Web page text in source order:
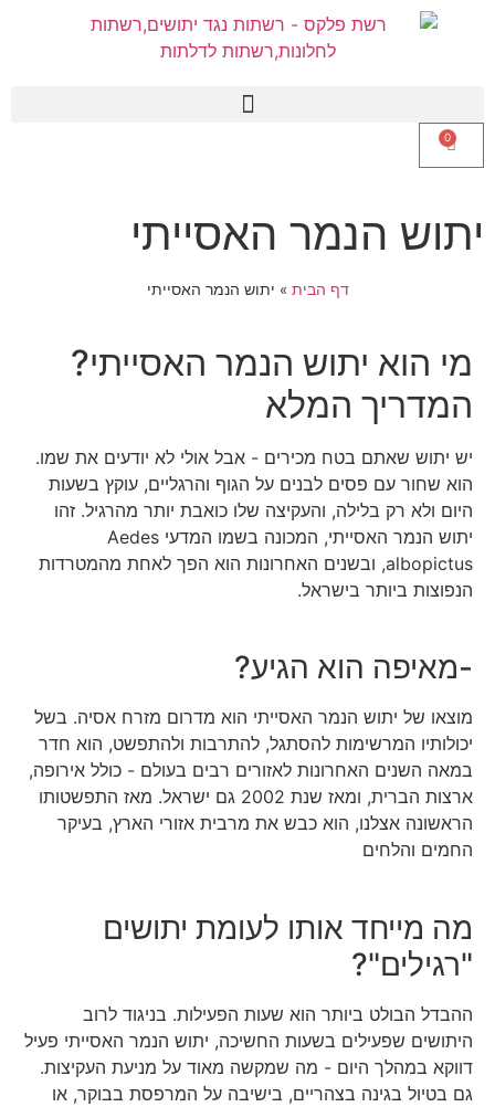
0
יתוש הנמר האסייתי
דף הבית » יתוש הנמר האסייתי
מי הוא יתוש הנמר האסייתי?
המדריך המלא
יש יתוש שאתם בטח מכירים - אבל אולי לא יודעים את שמו.
הוא שחור עם פסים לבנים על הגוף והרגליים, עוקץ בשעות
היום ולא רק בלילה, והעקיצה שלו כואבת יותר מהרגיל. זהו
יתוש הנמר האסייתי, המכונה בשמו המדעי Aedes
albopictus, ובשנים האחרונות הוא הפך לאחת מהמטרדות
הנפוצות ביותר בישראל.
-מאיפה הוא הגיע?
מוצאו של יתוש הנמר האסייתי הוא מדרום מזרח אסיה. בשל
יכולותיו המרשימות להסתגל, להתרבות ולהתפשט, הוא חדר
במאה השנים האחרונות לאזורים רבים בעולם - כולל אירופה,
ארצות הברית, ומאז שנת 2002 גם ישראל. מאז התפשטותו
הראשונה אצלנו, הוא כבש את מרבית אזורי הארץ, בעיקר
החמים והלחים
מה מייחד אותו לעומת יתושים
"רגילים"?
ההבדל הבולט ביותר הוא שעות הפעילות. בניגוד לרוב
היתושים שפעילים בשעות החשיכה, יתוש הנמר האסייתי פעיל
דווקא במהלך היום - מה שמקשה מאוד על מניעת העקיצות.
גם בטיול בגינה בצהריים, בישיבה על המרפסת בבוקר, או